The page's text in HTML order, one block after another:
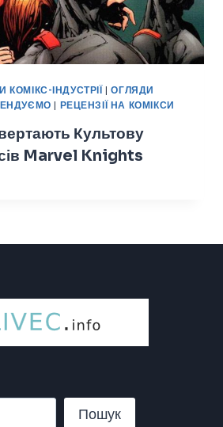
ІНДУСТРІЇ |ОГЛЯДИ
| РЕЦЕНЗІЇ НА КОМІКСИ
Культову
Marvel Knights
Пошук